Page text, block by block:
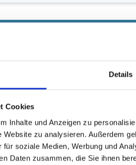
Details
Cookies
Inhalte und Anzeigen zu
Website zu analysieren. Außerdem
für soziale Medien, Werbung und
Daten zusammen, die Sie ihnen
dritten Lebensjahr in unsere
oder
ganzheitlichen und